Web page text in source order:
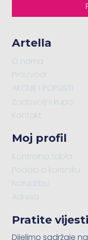
Pratite vijesti
Dijelimo sadržaje
Moj profil
Kontrolna tabla
Podaci o korisniku
Narudžbu
Adresa
Artella
O nama
Proizvodi
AKCIJE I POPUSTI
Zadovoljni kupci
Kontakt